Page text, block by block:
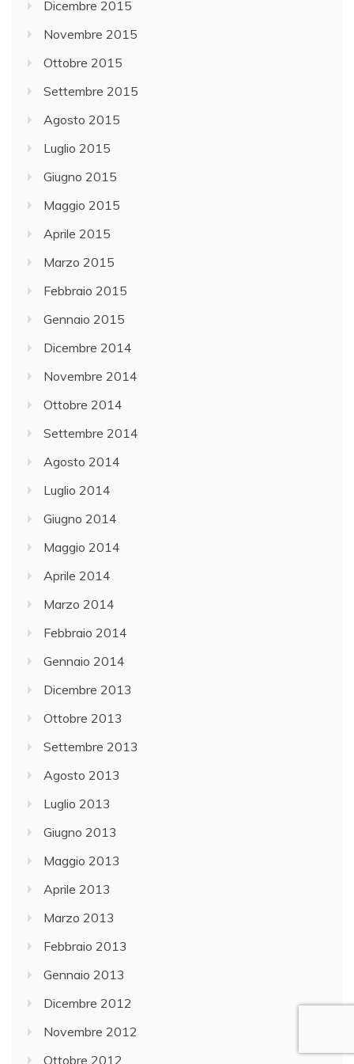
Dicembre 2015
Novembre 2015
Ottobre 2015
Settembre 2015
Agosto 2015
Luglio 2015
Giugno 2015
Maggio 2015
Aprile 2015
Marzo 2015
Febbraio 2015
Gennaio 2015
Dicembre 2014
Novembre 2014
Ottobre 2014
Settembre 2014
Agosto 2014
Luglio 2014
Giugno 2014
Maggio 2014
Aprile 2014
Marzo 2014
Febbraio 2014
Gennaio 2014
Dicembre 2013
Ottobre 2013
Settembre 2013
Agosto 2013
Luglio 2013
Giugno 2013
Maggio 2013
Aprile 2013
Marzo 2013
Febbraio 2013
Gennaio 2013
Dicembre 2012
Novembre 2012
Ottobre 2012